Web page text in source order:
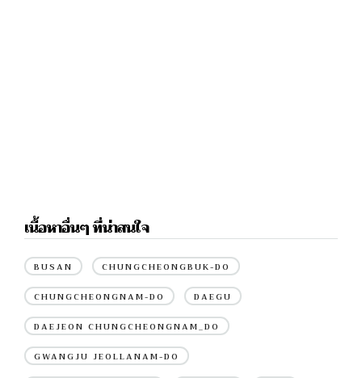
เนื้อหาอื่นๆ ที่น่าสนใจ
BUSAN CHUNGCHEONGBUK-DO
CHUNGCHEONGNAM-DO DAEGU
DAEJEON CHUNGCHEONGNAM_DO
GWANGJU JEOLLANAM-DO